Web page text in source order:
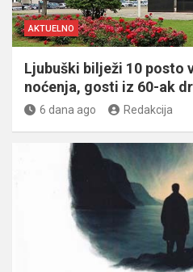
AKTUELNO
Ljubuški bilježi 10 posto
noćenja, gosti iz 60-ak
6 dana ago Redakcija